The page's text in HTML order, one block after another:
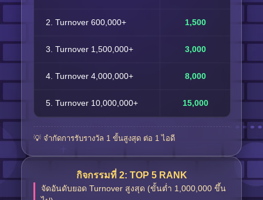
2. Turnover 600,000+ 1,500
3. Turnover 1,500,000+ 3,000
4. Turnover 4,000,000+ 8,000
5. Turnover 10,000,000+ 15,000
💡 จำกัดการรับรางวัล 1 ขั้นสูงสุด ต่อ 1 ไอดี
กิจกรรมที่ 2: TOP 5 RANK
จัดอันดับยอด Turnover สูงสุด (ขั้นต่ำ 1,000,000 ขึ้น